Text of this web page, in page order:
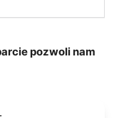
pozwoli nam